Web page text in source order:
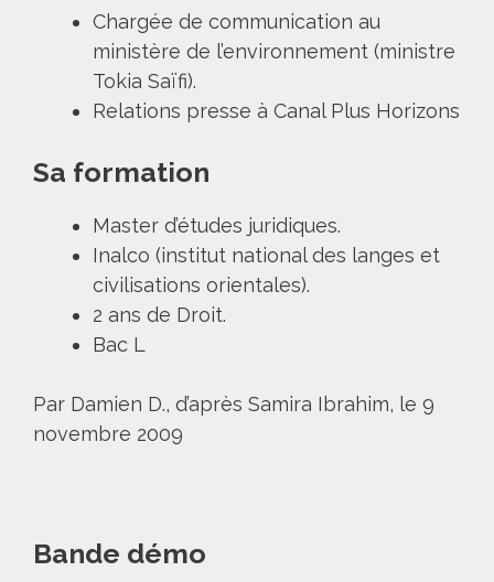
Chargée de communication au
ministère de l’environnement (ministre
Tokia Saïfi).
Relations presse à Canal Plus Horizons
Sa formation
Master d’études juridiques.
Inalco (institut national des langes et
civilisations orientales).
2 ans de Droit.
Bac L
Par Damien D., d’après Samira Ibrahim, le 9
novembre 2009
Bande démo